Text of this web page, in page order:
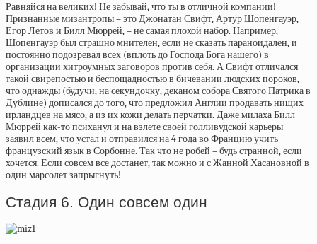
Равняйся на великих! Не забывай, что ты в отличной компании!
Признанные мизантропы – это Джонатан Свифт, Артур Шопенгауэр,
Егор Летов и Билл Мюррей, – не самая плохой набор. Например,
Шопенгауэр был страшно мнителен, если не сказать параноидален, и
постоянно подозревал всех (вплоть до Господа Бога нашего) в
организации хитроумных заговоров против себя. А Свифт отличался
такой свирепостью и беспощадностью в бичевании людских пороков,
что однажды (будучи, на секундочку, деканом собора Святого Патрика в
Дублине) дописался до того, что предложил Англии продавать нищих
ирландцев на мясо, а из их кожи делать перчатки. Даже милаха Билл
Мюррей как-то психанул и на взлете своей голливудской карьеры
заявил всем, что устал и отправился на 4 года во Францию учить
французский язык в Сорбонне. Так что не робей – будь странной, если
хочется. Если совсем все достанет, так можно и с Жанной Хасановной в
один марсолет запрыгнуть!
Стадия 6. Один совсем один